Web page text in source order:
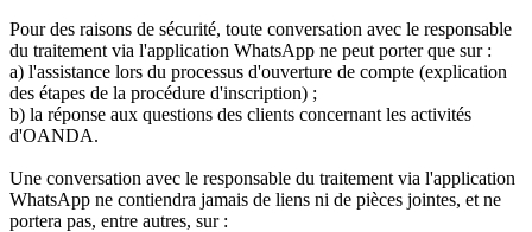
Pour des raisons de sécurité, toute conversation avec le responsable
du traitement via l'application WhatsApp ne peut porter que sur :
a) l'assistance lors du processus d'ouverture de compte (explication
des étapes de la procédure d'inscription) ;
b) la réponse aux questions des clients concernant les activités
d'OANDA.
Une conversation avec le responsable du traitement via l'application
WhatsApp ne contiendra jamais de liens ni de pièces jointes, et ne
portera pas, entre autres, sur :